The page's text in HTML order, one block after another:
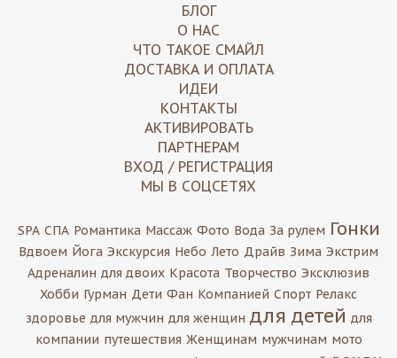
БЛОГ
О НАС
ЧТО ТАКОЕ СМАЙЛ
ДОСТАВКА И ОПЛАТА
ИДЕИ
КОНТАКТЫ
АКТИВИРОВАТЬ
ПАРТНЕРАМ
ВХОД / РЕГИСТРАЦИЯ
МЫ В СОЦСЕТЯХ
SPA СПА Романтика Массаж Фото Вода За рулем Гонки
Вдвоем Йога Экскурсия Небо Лето Драйв Зима Экстрим
Адреналин для двоих Красота Творчество Эксклюзив
Хобби Гурман Дети Фан Компанией Спорт Релакс
здоровье для мужчин для женщин для детей для
компании путешествия Женщинам мужчинам мото